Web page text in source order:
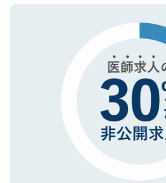
で、機密保持に関しても
ので、まずはご登録くだ